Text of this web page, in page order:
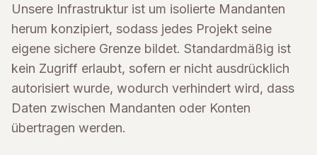
Unsere Infrastruktur ist um isolierte Mandanten
herum konzipiert, sodass jedes Projekt seine
eigene sichere Grenze bildet. Standardmäßig ist
kein Zugriff erlaubt, sofern er nicht ausdrücklich
autorisiert wurde, wodurch verhindert wird, dass
Daten zwischen Mandanten oder Konten
übertragen werden.